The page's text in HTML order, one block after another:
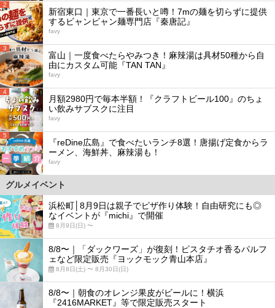
2
新宿東口｜東京で一番長いと噂！7mの麺を切らずに提供
するビャンビャン麺専門店『秦唐記』
favy
3
富山｜一度食べたらやみつき！麻辣湯は具材50種から自
由にカスタム可能『TAN TAN』
favy
4
月額2980円で毎本半額！『クラフトビール100』のちょ
い飲みサブスクに注目
favy
5
『reDine広島』で食べたいランチ8選！唐揚げ定食からラ
ーメン、海鮮丼、麻辣湯も！
favy
グルメイベント
浜松町│8月9日は親子でピザ作り体験！自由研究にも◎
なイベントが『michi』で開催
8月9日(日) 〜
8/8〜｜「ダックワーズ」が復刻！ピスタチオ香るパルフ
ェなど限定販売『ヨックモック青山本店』
8月8日(土) 〜 8月30日(日)
8/8〜｜朝食のオレンジ果皮がビールに！横浜
『2416MARKET』等で限定販売スタート